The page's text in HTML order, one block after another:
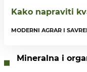
Kako napraviti
MODERNI AGRAR I
Mineralna i